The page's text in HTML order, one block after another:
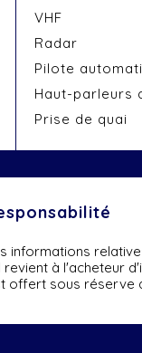
VHF
Radar
Pilote
Haut-parleurs
Prise de quai
informations
revient à l'acheteur
offert sous réserve